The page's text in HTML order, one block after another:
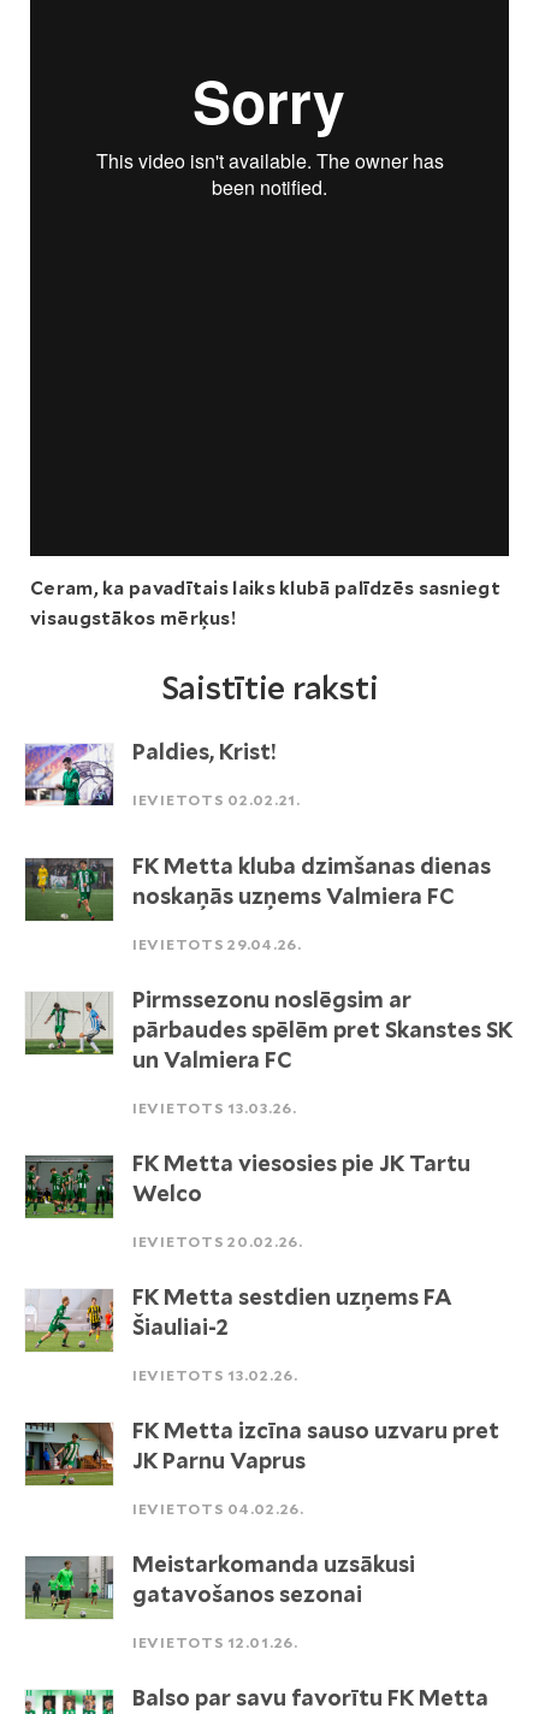
Ceram, ka pavadītais laiks klubā palīdzēs sasniegt
visaugstākos mērķus!
Saistītie raksti
Paldies, Krist!
IEVIETOTS 02.02.21.
FK Metta kluba dzimšanas dienas
noskaņās uzņems Valmiera FC
IEVIETOTS 29.04.26.
Pirmssezonu noslēgsim ar
pārbaudes spēlēm pret Skanstes SK
un Valmiera FC
IEVIETOTS 13.03.26.
FK Metta viesosies pie JK Tartu
Welco
IEVIETOTS 20.02.26.
FK Metta sestdien uzņems FA
Šiauliai-2
IEVIETOTS 13.02.26.
FK Metta izcīna sauso uzvaru pret
JK Parnu Vaprus
IEVIETOTS 04.02.26.
Meistarkomanda uzsākusi
gatavošanos sezonai
IEVIETOTS 12.01.26.
Balso par savu favorītu FK Metta